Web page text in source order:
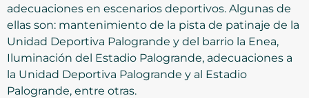
adecuaciones en escenarios deportivos. Algunas de
ellas son: mantenimiento de la pista de patinaje de la
Unidad Deportiva Palogrande y del barrio la Enea,
Iluminación del Estadio Palogrande, adecuaciones a
la Unidad Deportiva Palogrande y al Estadio
Palogrande, entre otras.